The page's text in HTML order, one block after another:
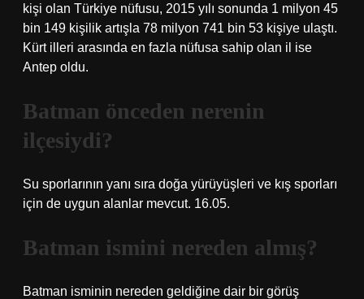
kişi olan Türkiye nüfusu, 2015 yılı sonunda 1 milyon 45
bin 149 kişilik artışla 78 milyon 741 bin 53 kişiye ulaştı.
Kürt illeri arasında en fazla nüfusa sahip olan il ise
Antep oldu.
Batman önceden nerenin
ilçesiydi?
Su sporlarının yanı sıra doğa yürüyüşleri ve kış sporları
için de uygun alanlar mevcut. 16.05.
Batman ismini nereden almış?
Batman isminin nereden geldiğine dair bir görüş